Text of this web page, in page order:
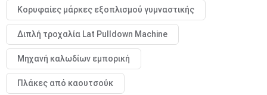
Κορυφαίες μάρκες εξοπλισμού γυμναστικής
Διπλή τροχαλία Lat Pulldown Machine
Μηχανή καλωδίων εμπορική
Πλάκες από καουτσούκ